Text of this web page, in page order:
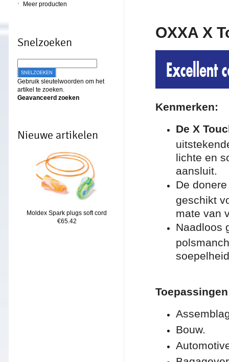
Meer producten
Snelzoeken
SNELZOEKEN
Gebruik sleutelwoorden om het
artikel te zoeken.
Geavanceerd zoeken
Nieuwe artikelen
Moldex Spark plugs soft cord
€65.42
OXXA X
Kenmerken:
De X
lichte en
aansluit.
De
geschikt
mate van
Naadloos
Bouw.